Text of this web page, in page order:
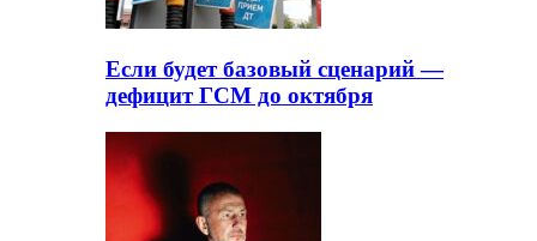
Если будет базовый сценарий —
дефицит ГСМ до октября